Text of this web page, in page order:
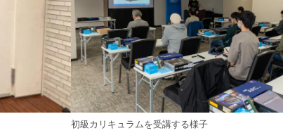
初級カリキュラムを受講する様子